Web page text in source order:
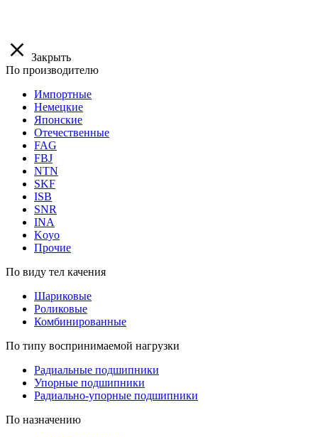
Закрыть
По производителю
Импортные
Немецкие
Японские
Отечественные
FAG
FBJ
NTN
SKF
ISB
SNR
INA
Koyo
Прочие
По виду тел качения
Шариковые
Роликовые
Комбинированные
По типу воспринимаемой нагрузки
Радиальные подшипники
Упорные подшипники
Радиально-упорные подшипники
По назначению